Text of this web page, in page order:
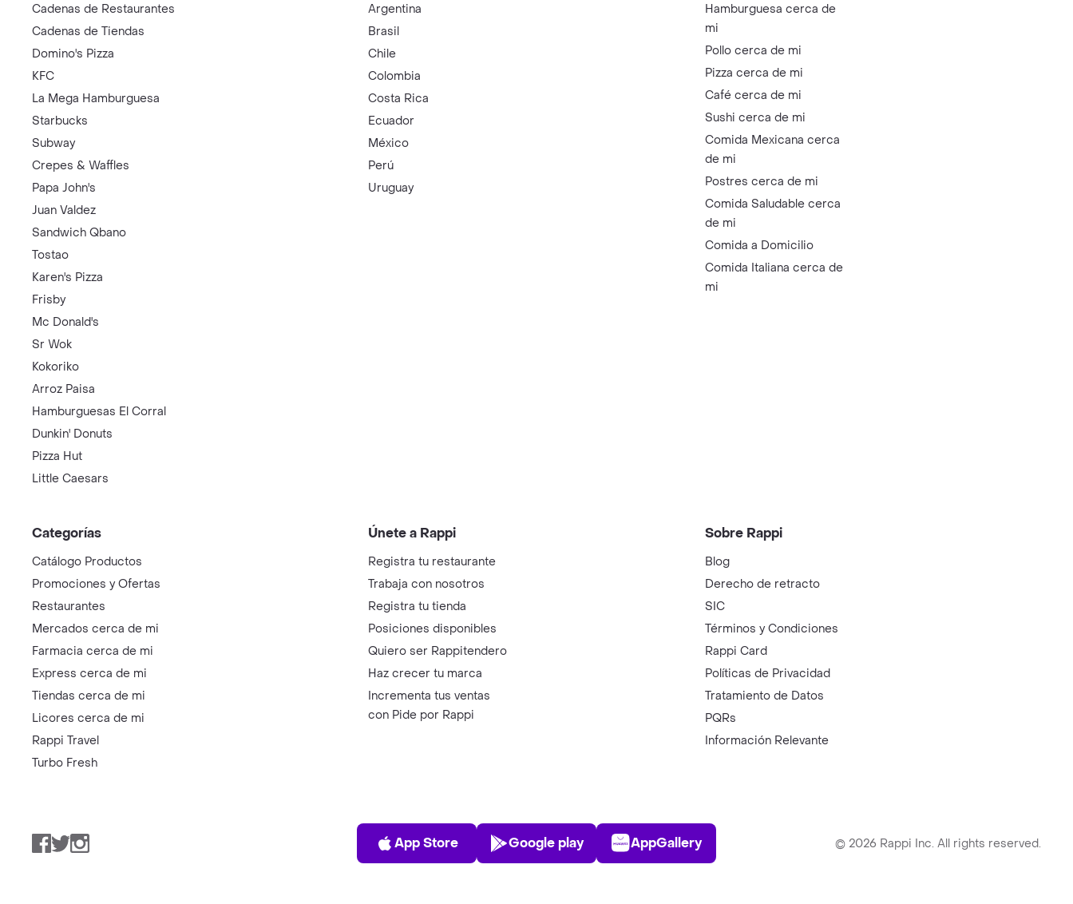
Cadenas de Restaurantes
Cadenas de Tiendas
Domino's Pizza
KFC
La Mega Hamburguesa
Starbucks
Subway
Crepes & Waffles
Papa John's
Juan Valdez
Sandwich Qbano
Tostao
Karen's Pizza
Frisby
Mc Donald's
Sr Wok
Kokoriko
Arroz Paisa
Hamburguesas El Corral
Dunkin' Donuts
Pizza Hut
Little Caesars
Argentina
Brasil
Chile
Colombia
Costa Rica
Ecuador
México
Perú
Uruguay
Hamburguesa cerca de
mi
Pollo cerca de mi
Pizza cerca de mi
Café cerca de mi
Sushi cerca de mi
Comida Mexicana cerca
de mi
Postres cerca de mi
Comida Saludable cerca
de mi
Comida a Domicilio
Comida Italiana cerca de
mi
Categorías
Catálogo Productos
Promociones y Ofertas
Restaurantes
Mercados cerca de mi
Farmacia cerca de mi
Express cerca de mi
Tiendas cerca de mi
Licores cerca de mi
Rappi Travel
Turbo Fresh
Únete a Rappi
Registra tu restaurante
Trabaja con nosotros
Registra tu tienda
Posiciones disponibles
Quiero ser Rappitendero
Haz crecer tu marca
Incrementa tus ventas
con Pide por Rappi
Sobre Rappi
Blog
Derecho de retracto
SIC
Términos y Condiciones
Rappi Card
Políticas de Privacidad
Tratamiento de Datos
PQRs
Información Relevante
Facebook
TwitterInstagram
App Store
App Store
Play Store
Google play
AppGallery
AppGallery © 2026 Rappi Inc. All rights reserved.